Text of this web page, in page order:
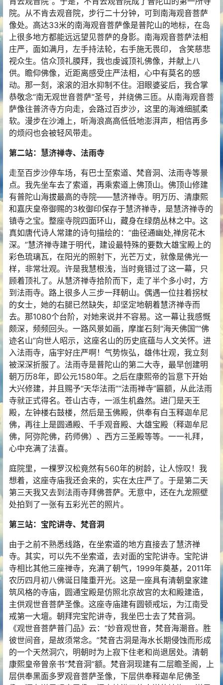
院。从不肯去观音院，步行二十分钟，可到南海观音菩萨
像处。高达33米的南海观音菩萨像是普陀山的地标，在岛
上很多地方都能远远望见菩萨的身影。南海观音菩萨法相
庄严，面如满月，左手持法轮，右手施无畏印， 含笑慈悲
视众生。信众顶礼膜拜，我也虔诚顶礼佛像，并献上八
供。瞻仰佛像，近距离感受庄严法相，心中有莫名的感
动。那一刻，滚滚的泪水抑制不住。泪眼婆娑后，我合掌
恭敬念“南无观世音菩萨”圣号，并绕佛三匝。从南海观音菩
萨像往普济寺方向走，会路过百步沙，这里的海滩细腻柔
软。漫步在沙滩上，听海浪高高低低地澎湃声，相信再多
的烦闷也会被轻风带走。
第二站：慧济禅寺、法雨寺
走至百步沙停车场，有巴士至索道、梵音洞、法雨寺等景
点。我先坐车去了索道，再乘索道上佛顶山。佛顶山修建
有普陀山海拔最高的寺院——慧济禅寺。明万历、清康熙
和嘉庆皇帝御赐的3枚御印保存于慧济禅寺，是慧济禅寺的
镇寺之宝。整座寺院四面环山，藏身在绿荫丛林之中。这
真如唐代诗人常建的诗句描绘的：“曲径通幽处,禅房花木
深。”慧济禅寺建于明代，建设最特殊的要数大雄宝殿上的
彩色琉璃瓦，在阳光的照射下，光芒万丈，就像是佛光一
样，非常壮观。许是我慧根浅，当时竟错过了这一幕，只
顾着顶礼了。从慧济禅寺拾阶而下，走了半个多小时，方
到法雨寺。路上很多人三步一拜朝山。偶遇一位拄着拐杖
的女士，她的右腿已然缺失，却坚定地朝着慧济禅寺而
去。那1080个台阶，对她来说并不容易。这一幕让我感慨
颇深，频频回头。一路风景如画，摩崖石刻“海天佛国”“佛
迹名山”向世人昭示，这座名山的历史底蕴与人文关怀。进
入法雨寺，庙宇好庄严啊！气势恢弘，雄伟壮观，我立刻
被深深折服了。法雨寺是普陀山的第二大寺，最早创建明
朝万历8年，即公元1580年。之后在康熙帝的旨意下开始
大兴修建，并且赐予“天华法雨”“法雨禅寺”匾额，从此法雨
寺就正式得名。苍山古寺，一派生机盎然。进门是天王
殿，左钟楼右鼓楼，然后是玉佛殿，供奉有白玉释迦牟尼
佛，再往上是圆通殿、千手观音殿、大雄宝殿（释迦牟尼
佛，阿弥陀佛，药师佛）、西方三圣殿等等。一一礼拜，
心中充满了法喜。
庭院里，一棵罗汉松竟然有560年的树龄，让人惊叹！我
想着，这座寺庙我还会来的，实在太庄严了。于是第二天
第三天我又去到法雨寺拜佛菩萨。无意中，还在九龙照壁
处拍到了一张有五彩光芒的照片。
第三站：宝陀讲寺、梵音洞
由于之前不熟悉线路，在坐索道的地方直接去了慧济禅
寺。其实，可以先不坐索道，去对面的宝陀讲寺。宝陀讲
寺相比其他三座禅寺，充满了朝气，1999年奠基，2011年
农历四月初八佛诞日隆重开光。这是一座具有清朝皇家建
筑风格的寺庙，圆通宝殿是仿照北京故宫的太和殿建造，
主供观世音菩萨圣像。这座寺庙建有圆顿戒坛，为江南受
戒第一大壇。朝拜完宝陀讲寺，我坐巴士去了梵音洞。
《观世音菩萨普门品》云：“妙音观世音，梵音海潮音。胜
彼世间音，是故须常念。”梵音古洞是海水长期侵蚀而形成
的一个天然洞穴，明朝时为上寂下住老和尚退居处。清朝
康熙皇帝曾亲书“梵音洞”额。梵音洞现建有二层瞻圣阁，上
层供奉黑面多罗观音菩萨圣像，下层供奉释迦牟尼佛圣